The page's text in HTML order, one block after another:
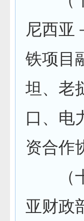
尼西亚
铁项目
坦、老
口、电
资合作
（十
亚财政